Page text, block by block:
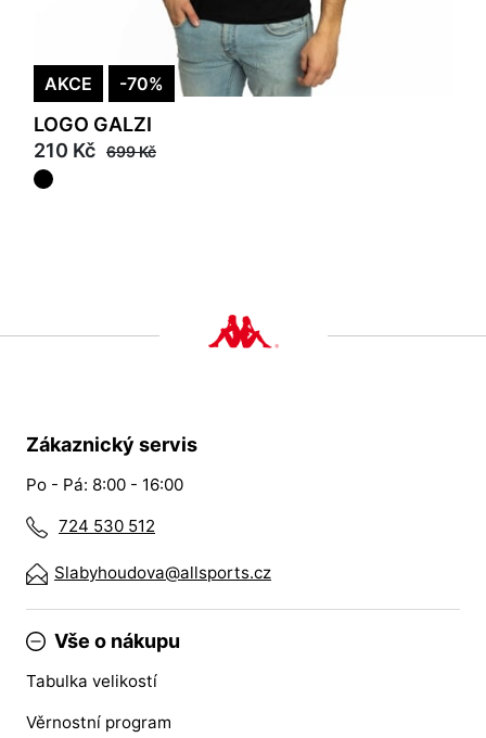
AKCE -70%
LOGO GALZI
210 Kč 699 Kč
Zákaznický servis
Po - Pá: 8:00 - 16:00
724 530 512
Slabyhoudova@allsports.cz
Vše o nákupu
Tabulka velikostí
Věrnostní program